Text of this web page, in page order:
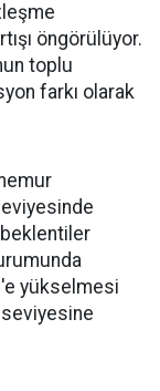
öngörülüyor.
toplu
farkı olarak
beklentiler
yükselmesi
seviyesine